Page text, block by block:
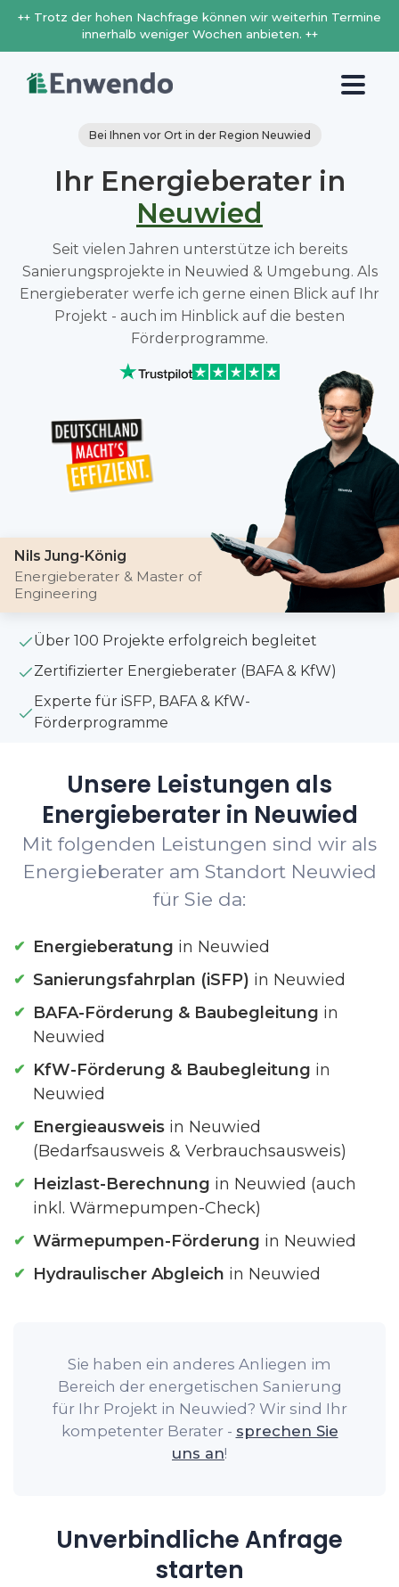
++ Trotz der hohen Nachfrage können wir weiterhin Termine
innerhalb weniger Wochen anbieten. ++
Bei Ihnen vor Ort in der Region Neuwied
Ihr Energieberater in
Neuwied
Seit vielen Jahren unterstütze ich bereits
Sanierungsprojekte in Neuwied & Umgebung. Als
Energieberater werfe ich gerne einen Blick auf Ihr
Projekt - auch im Hinblick auf die besten
Förderprogramme.
Nils Jung-König
Energieberater & Master of
Engineering
Über 100 Projekte erfolgreich begleitet
Zertifizierter Energieberater (BAFA & KfW)
Experte für iSFP, BAFA & KfW-
Förderprogramme
Unsere Leistungen als
Energieberater in Neuwied
Mit folgenden Leistungen sind wir als
Energieberater am Standort Neuwied
für Sie da:
Energieberatung in Neuwied
Sanierungsfahrplan (iSFP) in Neuwied
BAFA-Förderung & Baubegleitung in
Neuwied
KfW-Förderung & Baubegleitung in
Neuwied
Energieausweis in Neuwied
(Bedarfsausweis & Verbrauchsausweis)
Heizlast-Berechnung in Neuwied (auch
inkl. Wärmepumpen-Check)
Wärmepumpen-Förderung in Neuwied
Hydraulischer Abgleich in Neuwied
Sie haben ein anderes Anliegen im
Bereich der energetischen Sanierung
für Ihr Projekt in Neuwied? Wir sind Ihr
kompetenter Berater - sprechen Sie
uns an!
Unverbindliche Anfrage
starten